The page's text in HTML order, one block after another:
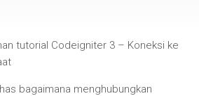
bagaimana menghubungkan